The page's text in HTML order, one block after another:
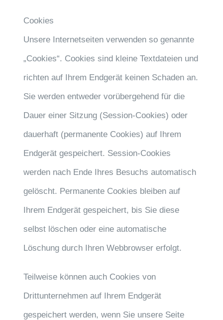
Cookies
Unsere Internetseiten verwenden so genannte
„Cookies“. Cookies sind kleine Textdateien und
richten auf Ihrem Endgerät keinen Schaden an.
Sie werden entweder vorübergehend für die
Dauer einer Sitzung (Session-Cookies) oder
dauerhaft (permanente Cookies) auf Ihrem
Endgerät gespeichert. Session-Cookies
werden nach Ende Ihres Besuchs automatisch
gelöscht. Permanente Cookies bleiben auf
Ihrem Endgerät gespeichert, bis Sie diese
selbst löschen oder eine automatische
Löschung durch Ihren Webbrowser erfolgt.
Teilweise können auch Cookies von
Drittunternehmen auf Ihrem Endgerät
gespeichert werden, wenn Sie unsere Seite